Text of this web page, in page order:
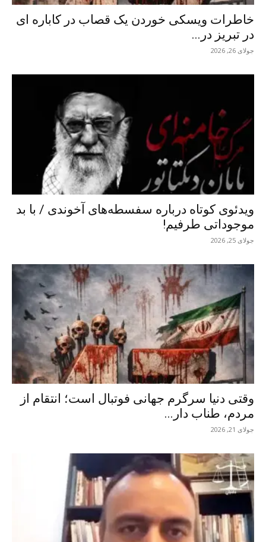
خاطرات ویسکی خوردن یک قصاب در کاباره ای
در تبریز در...
جولای 26, 2026
ویدئوی کوتاه درباره سفسطه‌های آخوندی / با بد
موجوداتی طرفیم!
جولای 25, 2026
وقتی دنیا سرگرم جهانی فوتبال است؛ انتقام از
مردم، طناب دار...
جولای 21, 2026